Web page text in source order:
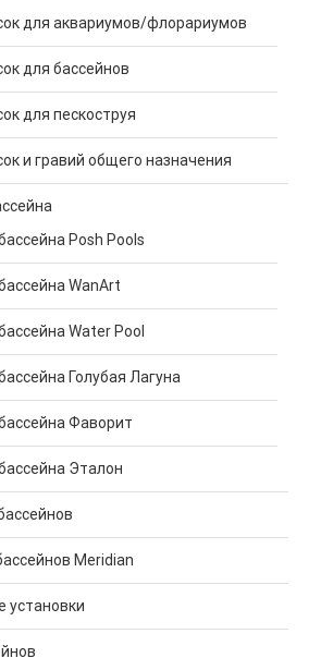
для аквариумов/флорариумов
для бассейнов
для пескоструя
и гравий общего назначения
Posh Pools
WanArt
Water Pool
Голубая Лагуна
Фаворит
Эталон
Meridian
установки